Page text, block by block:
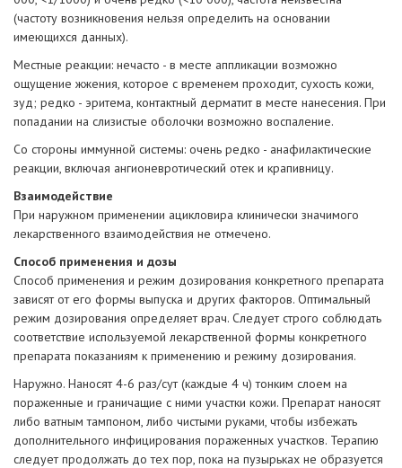
(частоту возникновения нельзя определить на основании
имеющихся данных).
Местные реакции: нечасто - в месте аппликации возможно
ощущение жжения, которое с временем проходит, сухость кожи,
зуд; редко - эритема, контактный дерматит в месте нанесения. При
попадании на слизистые оболочки возможно воспаление.
Со стороны иммунной системы: очень редко - анафилактические
реакции, включая ангионевротический отек и крапивницу.
Взаимодействие
При наружном применении ацикловира клинически значимого
лекарственного взаимодействия не отмечено.
Способ применения и дозы
Способ применения и режим дозирования конкретного препарата
зависят от его формы выпуска и других факторов. Оптимальный
режим дозирования определяет врач. Следует строго соблюдать
соответствие используемой лекарственной формы конкретного
препарата показаниям к применению и режиму дозирования.
Наружно. Наносят 4-6 раз/сут (каждые 4 ч) тонким слоем на
пораженные и граничащие с ними участки кожи. Препарат наносят
либо ватным тампоном, либо чистыми руками, чтобы избежать
дополнительного инфицирования пораженных участков. Терапию
следует продолжать до тех пор, пока на пузырьках не образуется